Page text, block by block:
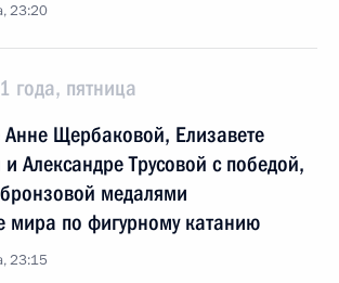
23:20
года, пятница
Анне Щербаковой, Елизавете
Александре Трусовой с победой,
медалями
мира по фигурному катанию
23:15